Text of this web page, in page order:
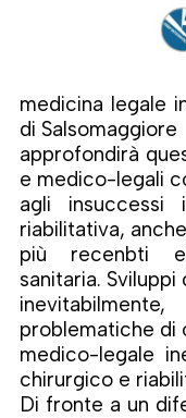
medicina legale
di Salsomaggiore
approfondirà
e medico-legali
agli
riabilitativa,
più recenbti
sanitaria.
problematiche di
medico-legale
chirurgico e
Di fronte a un